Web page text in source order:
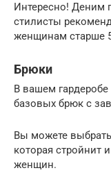
Интересно! Деним
стилисты
женщинам старше
Брюки
В вашем гардеробе
базовых брюк с
Вы можете
которая стройнит
женщин.